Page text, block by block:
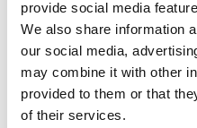
provide social media
We also share information
our social media,
may combine it with other
provided to them or that
of their services.
Itinéraires depuis
De Chumphon à
Île de Tao